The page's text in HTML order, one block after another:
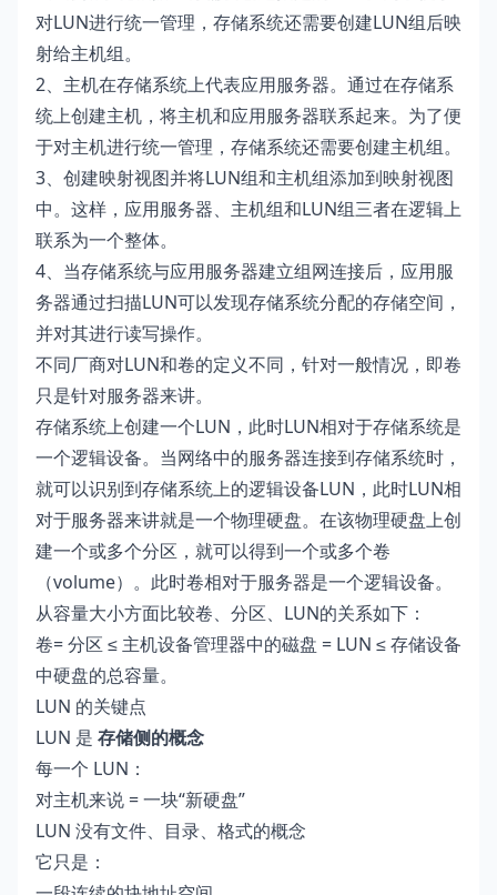
对LUN进行统一管理，存储系统还需要创建LUN组后映
射给主机组。
2、主机在存储系统上代表应用服务器。通过在存储系
统上创建主机，将主机和应用服务器联系起来。为了便
于对主机进行统一管理，存储系统还需要创建主机组。
3、创建映射视图并将LUN组和主机组添加到映射视图
中。这样，应用服务器、主机组和LUN组三者在逻辑上
联系为一个整体。
4、当存储系统与应用服务器建立组网连接后，应用服
务器通过扫描LUN可以发现存储系统分配的存储空间，
并对其进行读写操作。
不同厂商对LUN和卷的定义不同，针对一般情况，即卷
只是针对服务器来讲。
存储系统上创建一个LUN，此时LUN相对于存储系统是
一个逻辑设备。当网络中的服务器连接到存储系统时，
就可以识别到存储系统上的逻辑设备LUN，此时LUN相
对于服务器来讲就是一个物理硬盘。在该物理硬盘上创
建一个或多个分区，就可以得到一个或多个卷
（volume）。此时卷相对于服务器是一个逻辑设备。
从容量大小方面比较卷、分区、LUN的关系如下：
卷= 分区 ≤ 主机设备管理器中的磁盘 = LUN ≤ 存储设备
中硬盘的总容量。
LUN 的关键点
LUN 是 存储侧的概念
每一个 LUN：
对主机来说 = 一块“新硬盘”
LUN 没有文件、目录、格式的概念
它只是：